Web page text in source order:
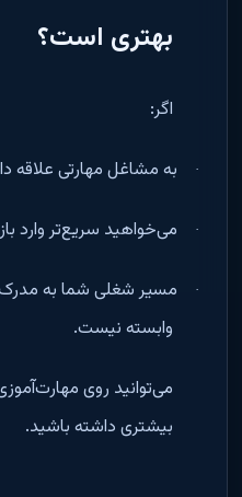
بهتری است؟
اگر:
· به مشاغل مهارتی علاقه
· می‌خواهید سریع‌تر وارد
·
مسیر شغلی شما به
وابسته نیست.
می‌توانید روی
بیشتری داشته باشید.